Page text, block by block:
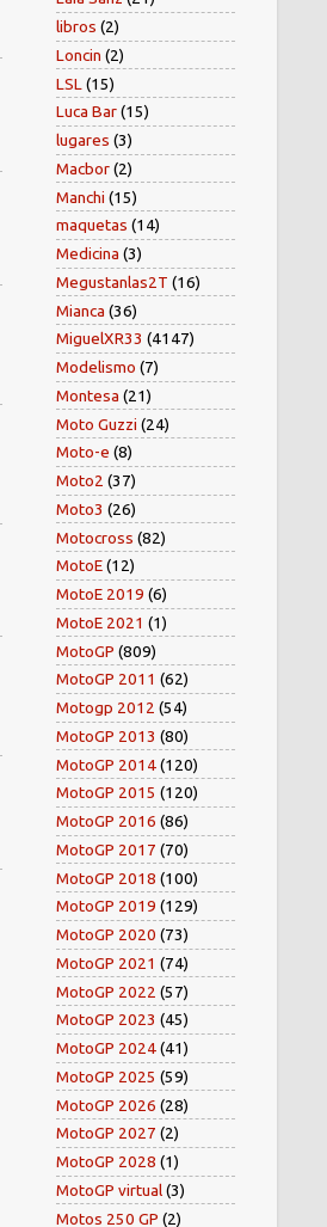
libros (2)
Loncin (2)
LSL (15)
Luca Bar(15)
lugares (3)
Macbor(2)
Manchi (15)
maquetas (14)
Medicina (3)
Megustanlas2T (16)
Mianca (36)
MiguelXR33 (4147)
Modelismo (7)
Montesa (21)
Moto Guzzi (24)
Moto-e (8)
Moto2 (37)
Moto3 (26)
Motocross (82)
MotoE(12)
MotoE 2019 (6)
MotoE 2021 (1)
MotoGP (809)
MotoGP 2011 (62)
Motogp 2012 (54)
MotoGP 2013 (80)
MotoGP 2014(120)
MotoGP 2015 (120)
MotoGP 2016 (86)
MotoGP 2017 (70)
MotoGP 2018 (100)
MotoGP 2019 (129)
MotoGP 2020 (73)
MotoGP 2021 (74)
MotoGP 2022 (57)
MotoGP 2023 (45)
MotoGP 2024(41)
MotoGP 2025 (59)
MotoGP 2026 (28)
MotoGP 2027 (2)
MotoGP 2028 (1)
MotoGP virtual(3)
Motos 250 GP (2)